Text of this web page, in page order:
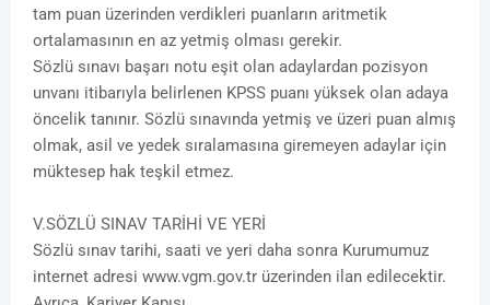
tam puan üzerinden verdikleri puanların aritmetik
ortalamasının en az yetmiş olması gerekir.
Sözlü sınavı başarı notu eşit olan adaylardan pozisyon
unvanı itibarıyla belirlenen KPSS puanı yüksek olan adaya
öncelik tanınır. Sözlü sınavında yetmiş ve üzeri puan almış
olmak, asil ve yedek sıralamasına giremeyen adaylar için
müktesep hak teşkil etmez.
V.SÖZLÜ SINAV TARİHİ VE YERİ
Sözlü sınav tarihi, saati ve yeri daha sonra Kurumumuz
internet adresi www.vgm.gov.tr üzerinden ilan edilecektir.